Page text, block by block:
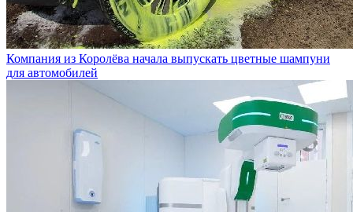
Компания из Королёва начала выпускать цветные шампуни
для автомобилей